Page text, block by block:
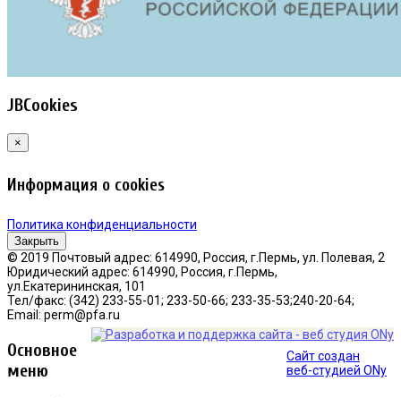
JBCookies
×
Информация о cookies
Политика конфиденциальности
Закрыть
© 2019 Почтовый адрес: 614990, Россия, г.Пермь, ул. Полевая, 2
Юридический адрес: 614990, Россия, г.Пермь,
ул.Екатерининская, 101
Тел/факс: (342) 233-55-01; 233-50-66; 233-35-53;240-20-64;
Email: perm@pfa.ru
Сайт создан
веб-студией ONy
Основное
меню